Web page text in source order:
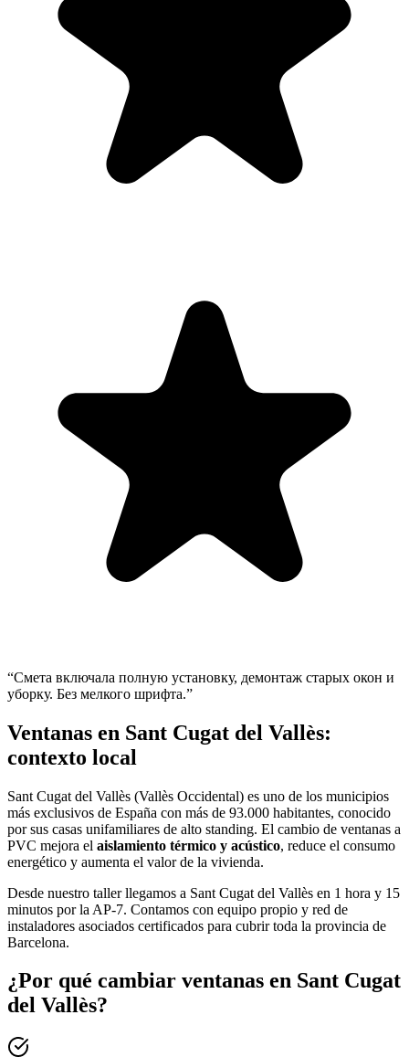
“Смета включала полную установку, демонтаж старых окон и
уборку. Без мелкого шрифта.”
Ventanas en Sant Cugat del Vallès:
contexto local
Sant Cugat del Vallès (Vallès Occidental) es uno de los municipios
más exclusivos de España con más de 93.000 habitantes, conocido
por sus casas unifamiliares de alto standing. El cambio de ventanas a
PVC mejora el aislamiento térmico y acústico, reduce el consumo
energético y aumenta el valor de la vivienda.
Desde nuestro taller llegamos a Sant Cugat del Vallès en 1 hora y 15
minutos por la AP-7. Contamos con equipo propio y red de
instaladores asociados certificados para cubrir toda la provincia de
Barcelona.
¿Por qué cambiar ventanas en Sant Cugat
del Vallès?